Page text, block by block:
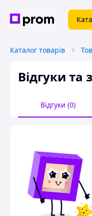
Каталог товарів
Відгуки та
Відгуки (0)